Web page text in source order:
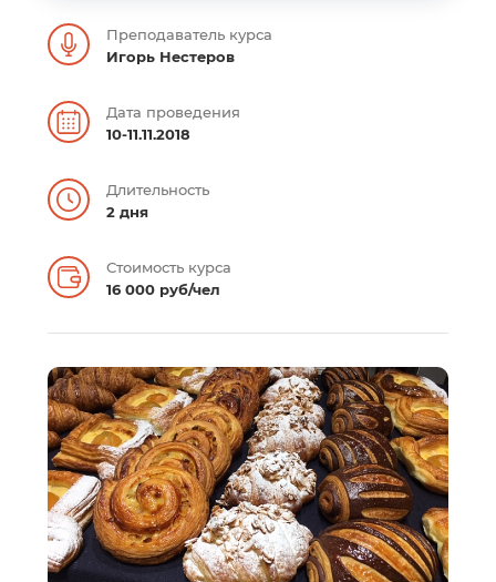
Преподаватель курса
Игорь Нестеров
Дата проведения
10-11.11.2018
Длительность
2 дня
Стоимость курса
16 000 руб/чел